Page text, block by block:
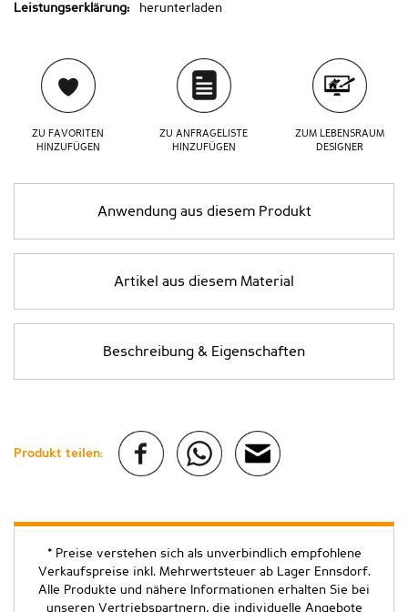
Leistungserklärung: herunterladen
ZU FAVORITEN
HINZUFÜGEN
ZU ANFRAGELISTE
HINZUFÜGEN
ZUM LEBENSRAUM
DESIGNER
Anwendung aus diesem Produkt
Artikel aus diesem Material
Beschreibung & Eigenschaften
Produkt teilen:
* Preise verstehen sich als unverbindlich empfohlene
Verkaufspreise inkl. Mehrwertsteuer ab Lager Ennsdorf.
Alle Produkte und nähere Informationen erhalten Sie bei
unseren Vertriebspartnern, die individuelle Angebote